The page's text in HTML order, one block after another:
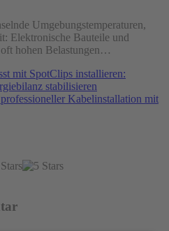
Umgebungstemperaturen,
Elektronische Bauteile und
hohen Belastungen…
mit SpotClips installieren:
stabilisieren
Kabelinstallation mit